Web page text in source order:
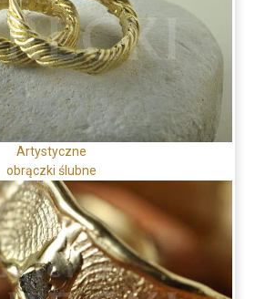
Artystyczne
obrączki ślubne